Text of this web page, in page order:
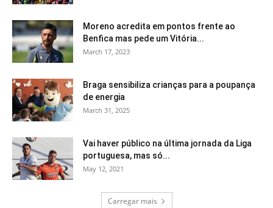
Moreno acredita em pontos frente ao
Benfica mas pede um Vitória...
March 17, 2023
Braga sensibiliza crianças para a poupança
de energia
March 31, 2025
Vai haver público na última jornada da Liga
portuguesa, mas só...
May 12, 2021
Carregar mais